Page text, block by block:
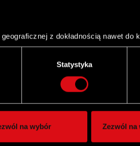
z dokładnością nawet do
charakteryzującego je zbiory
dane są przetwarzane oraz ustaw
lub wycofać swoją zgodę w
i reklam, aby oferować funkcje
mogą połączyć te informacje z
z ich usług. Kontynuując
Statystyka
na wybór Zezwól na